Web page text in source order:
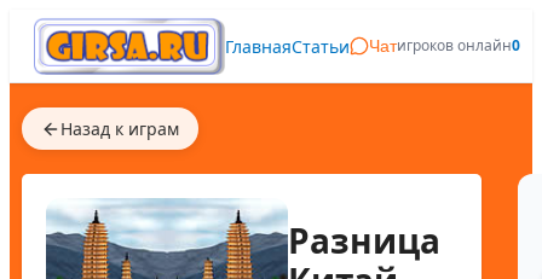
ГлавнаяСтатьи Чатигроков онлайн0
Назад к играм
Разница